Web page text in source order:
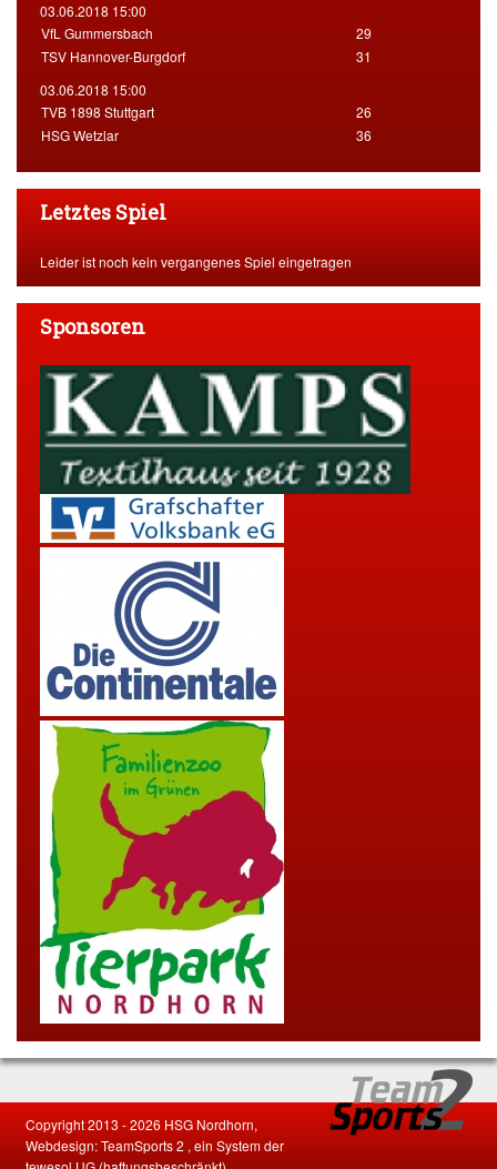
03.06.2018 15:00
VfL Gummersbach
29
TSV Hannover-Burgdorf
31
03.06.2018 15:00
TVB 1898 Stuttgart
26
HSG Wetzlar
36
Letztes Spiel
Leider ist noch kein vergangenes Spiel eingetragen
Sponsoren
Copyright 2013 - 2026 HSG Nordhorn,
Webdesign:TeamSports 2 , ein System der